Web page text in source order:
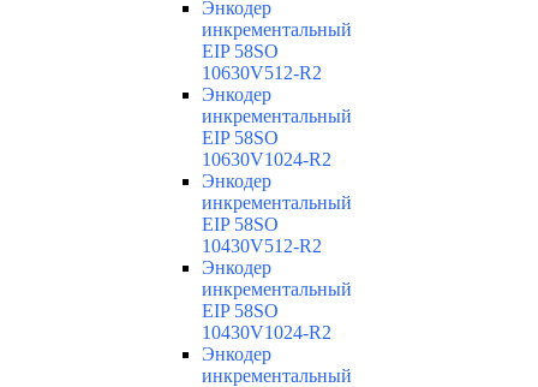
Энкодер
инкрементальный
EIP 58SO
10630V512-R2
Энкодер
инкрементальный
EIP 58SO
10630V1024-R2
Энкодер
инкрементальный
EIP 58SO
10430V512-R2
Энкодер
инкрементальный
EIP 58SO
10430V1024-R2
Энкодер
инкрементальный